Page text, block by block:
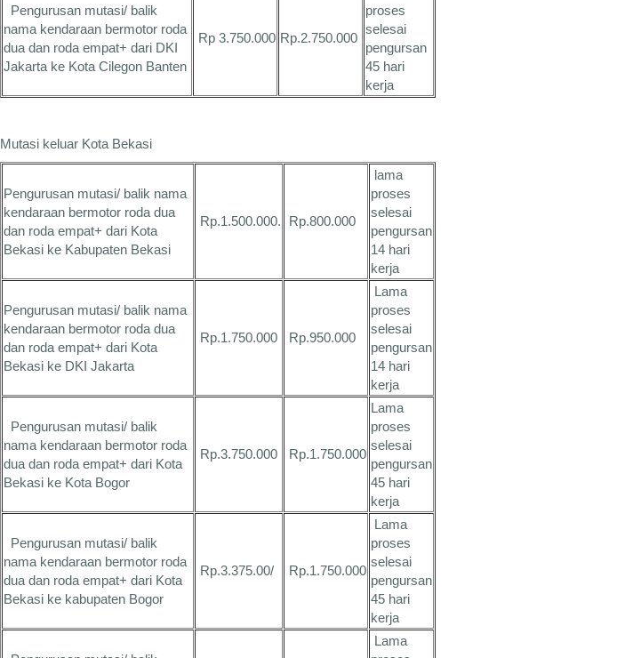
Pengurusan mutasi/ balik
nama kendaraan bermotor roda
dua dan roda empat+ dari DKI
Jakarta ke Kota Cilegon Banten
Rp 3.750.000 Rp.2.750.000
proses
selesai
pengursan
45 hari
kerja
Mutasi keluar Kota Bekasi
Pengurusan mutasi/ balik nama
kendaraan bermotor roda dua
dan roda empat+ dari Kota
Bekasi ke Kabupaten Bekasi
Rp.1.500.000. Rp.800.000
lama
proses
selesai
pengursan
14 hari
kerja
Pengurusan mutasi/ balik nama
kendaraan bermotor roda dua
dan roda empat+ dari Kota
Bekasi ke DKI Jakarta
Rp.1.750.000 Rp.950.000
Lama
proses
selesai
pengursan
14 hari
kerja
Pengurusan mutasi/ balik
nama kendaraan bermotor roda
dua dan roda empat+ dari Kota
Bekasi ke Kota Bogor
Rp.3.750.000 Rp.1.750.000
Lama
proses
selesai
pengursan
45 hari
kerja
Pengurusan mutasi/ balik
nama kendaraan bermotor roda
dua dan roda empat+ dari Kota
Bekasi ke kabupaten Bogor
Rp.3.375.00/ Rp.1.750.000
Lama
proses
selesai
pengursan
45 hari
kerja
Lama